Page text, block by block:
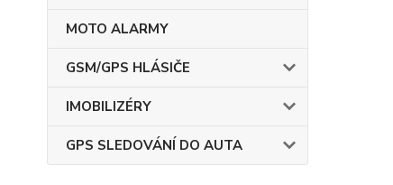
MOTO ALARMY
GSM/GPS HLÁSIČE
IMOBILIZÉRY
GPS SLEDOVÁNÍ DO AUTA